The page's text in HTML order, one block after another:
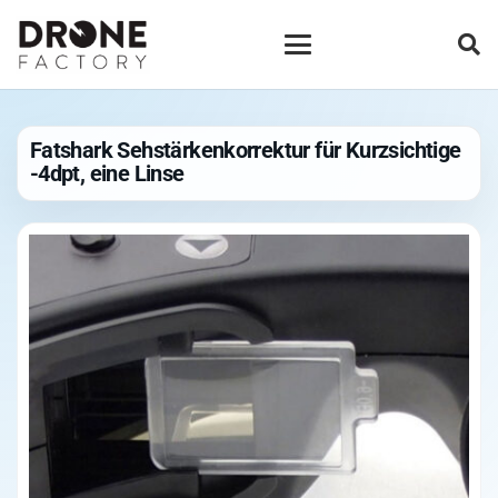
Fatshark Sehstärkenkorrektur für Kurzsichtige
-4dpt, eine Linse